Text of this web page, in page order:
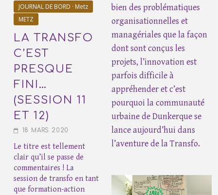
JOURNAL DE BORD · Metz
METZ
LA TRANSFO
C’EST
PRESQUE
FINI…
(SESSION 11
ET 12)
18 MARS 2020
Le titre est tellement
clair qu’il se passe de
commentaires ! La
session de transfo en tant
que formation-action
bien des problématiques
organisationnelles et
managériales que la façon
dont sont conçus les
projets, l’innovation est
parfois difficile à
appréhender et c’est
pourquoi la communauté
urbaine de Dunkerque se
lance aujourd’hui dans
l’aventure de la Transfo.